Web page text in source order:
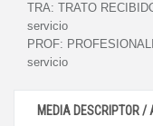
TRA: TRATO
servicio
PROF:
servicio
MEDIA DESCRIPTOR /